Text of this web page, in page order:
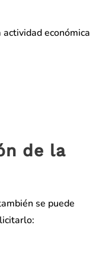
económica
de la
se puede